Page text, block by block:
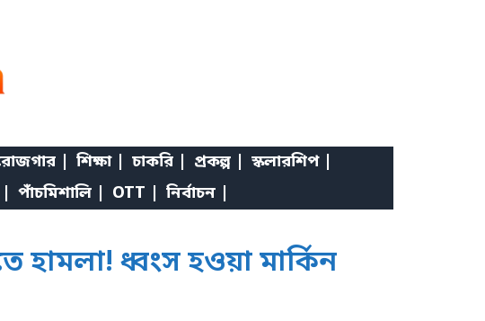
| শিক্ষা | চাকরি | প্রকল্প |
স্কলারশিপ |
পাঁচমিশালি | OTT | নির্বাচন |
ধ্বংস হওয়া মার্কিন